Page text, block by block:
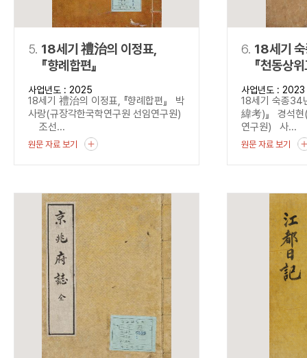
5. 18세기 禮治의 이정표,
『향례합편』
사업년도 : 2025
18세기 禮治의 이정표, 『향례합편』 박
사랑(규장각한국학연구원 선임연구원)
조선...
원문 자료 보기
6. 18세기
『천동상
사업년도 : 2023
18세기 숙종34
緯考)』 경석현
연구원) 사...
원문 자료 보기